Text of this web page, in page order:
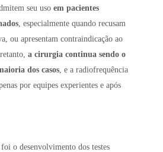
seu uso em pacientes
, especialmente quando recusam
ou apresentam contraindicação ao
a cirurgia continua sendo o
dos casos , e a radiofrequência
por equipes experientes e após
o desenvolvimento dos testes